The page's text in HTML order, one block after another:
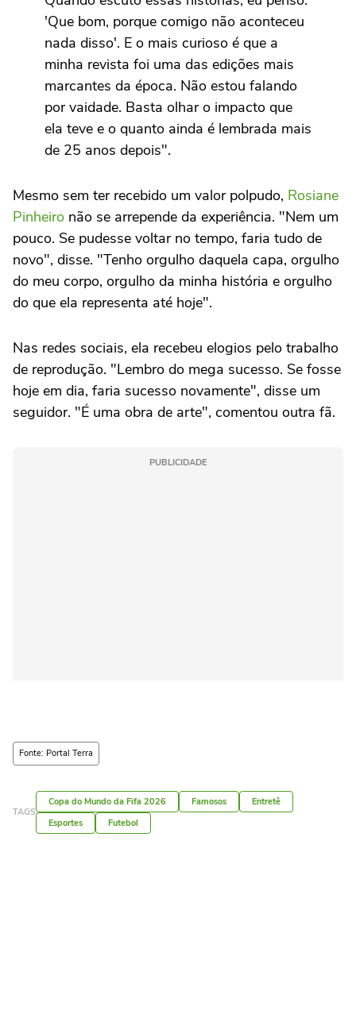
'Que bom, porque comigo não aconteceu
nada disso'. E o mais curioso é que a
minha revista foi uma das edições mais
marcantes da época. Não estou falando
por vaidade. Basta olhar o impacto que
ela teve e o quanto ainda é lembrada mais
de 25 anos depois".
Mesmo sem ter recebido um valor polpudo, Rosiane
Pinheiro não se arrepende da experiência. "Nem um
pouco. Se pudesse voltar no tempo, faria tudo de
novo", disse. "Tenho orgulho daquela capa, orgulho
do meu corpo, orgulho da minha história e orgulho
do que ela representa até hoje".
Nas redes sociais, ela recebeu elogios pelo trabalho
de reprodução. "Lembro do mega sucesso. Se fosse
hoje em dia, faria sucesso novamente", disse um
seguidor. "É uma obra de arte", comentou outra fã.
PUBLICIDADE
Fonte: Portal Terra
TAGS
Copa do Mundo da Fifa 2026 Famosos
Entretê
Esportes
Futebol